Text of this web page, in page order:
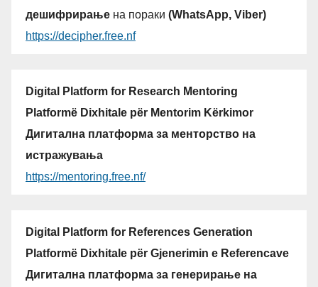
дешифрирање на пораки (WhatsApp, Viber)
https://decipher.free.nf
Digital Platform for Research Mentoring
Platformë Dixhitale për Mentorim Kërkimor
Дигитална платформа за менторство на
истражувања
https://mentoring.free.nf/
Digital Platform for References Generation
Platformë Dixhitale për Gjenerimin e Referencave
Дигитална платформа за генерирање на